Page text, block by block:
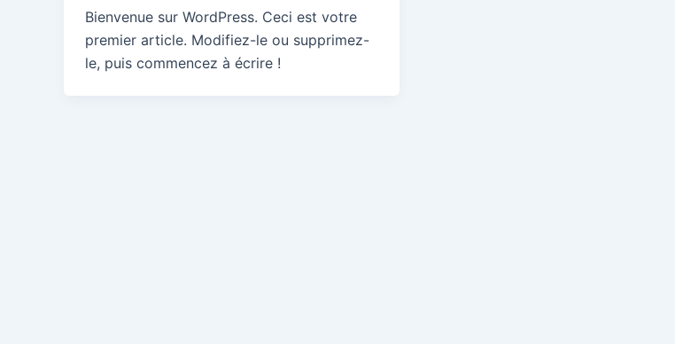
Bienvenue sur WordPress. Ceci est votre
premier article. Modifiez-le ou supprimez-
le, puis commencez à écrire !